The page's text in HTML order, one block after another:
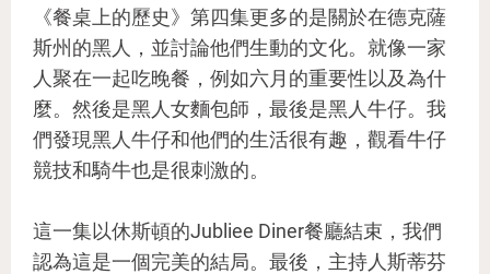
《餐桌上的歷史》第四集更多的是關於在德克薩
斯州的黑人，並討論他們生動的文化。就像一家
人聚在一起吃晚餐，例如六月的重要性以及為什
麼。然後是黑人女麵包師，最後是黑人牛仔。我
們發現黑人牛仔和他們的生活很有趣，觀看牛仔
競技和騎牛也是很刺激的。
這一集以休斯頓的Jubliee Diner餐廳結束，我們
認為這是一個完美的結局。最後，主持人斯蒂芬